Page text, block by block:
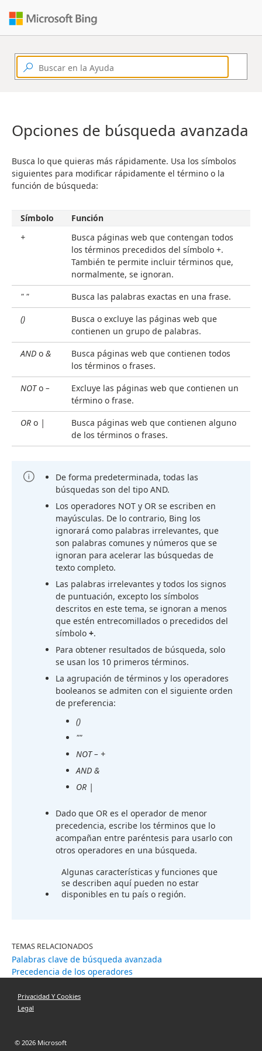
Opciones de búsqueda avanzada
Busca lo que quieras más rápidamente. Usa los símbolos
siguientes para modificar rápidamente el término o la
función de búsqueda:
Símbolo
Función
+
Busca páginas web que contengan todos
los términos precedidos del símbolo +.
También te permite incluir términos que,
normalmente, se ignoran.
" "
Busca las palabras exactas en una frase.
()
Busca o excluye las páginas web que
contienen un grupo de palabras.
AND o &
Busca páginas web que contienen todos
los términos o frases.
NOTo –
Excluye las páginas web que contienen un
término o frase.
OR o |
Busca páginas web que contienen alguno
de los términos o frases.
De forma predeterminada, todas las
búsquedas son del tipo AND.
Los operadores NOT y OR se escriben en
mayúsculas. De lo contrario, Bing los
ignorará como palabras irrelevantes, que
son palabras comunes y números que se
ignoran para acelerar las búsquedas de
texto completo.
Las palabras irrelevantes y todos los signos
de puntuación, excepto los símbolos
descritos en este tema, se ignoran a menos
que estén entrecomillados o precedidos del
símbolo +.
Para obtener resultados de búsqueda, solo
se usan los 10 primeros términos.
La agrupación de términos y los operadores
booleanos se admiten con el siguiente orden
de preferencia:
()
""
NOT – +
AND &
OR |
Dado que OR es el operador de menor
precedencia, escribe los términos que lo
acompañan entre paréntesis para usarlo con
otros operadores en una búsqueda.
Algunas características y funciones que
se describen aquí pueden no estar
disponibles en tu país o región.
TEMAS RELACIONADOS
Palabras clave de búsqueda avanzada
Precedencia de los operadores
Privacidad Y Cookies
Legal
© 2026 Microsoft